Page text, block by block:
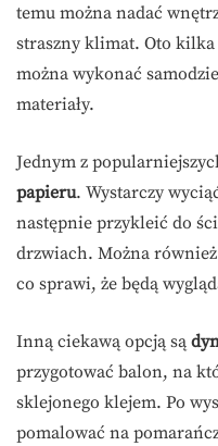
temu można nadać
straszny klimat. Oto
można wykonać
materiały.
Jednym z
papieru. Wystarczy
następnie przykleić do
drzwiach. Można również
co sprawi, że będą
Inną ciekawą opcją są
przygotować balon, na
sklejonego klejem. Po
pomalować na